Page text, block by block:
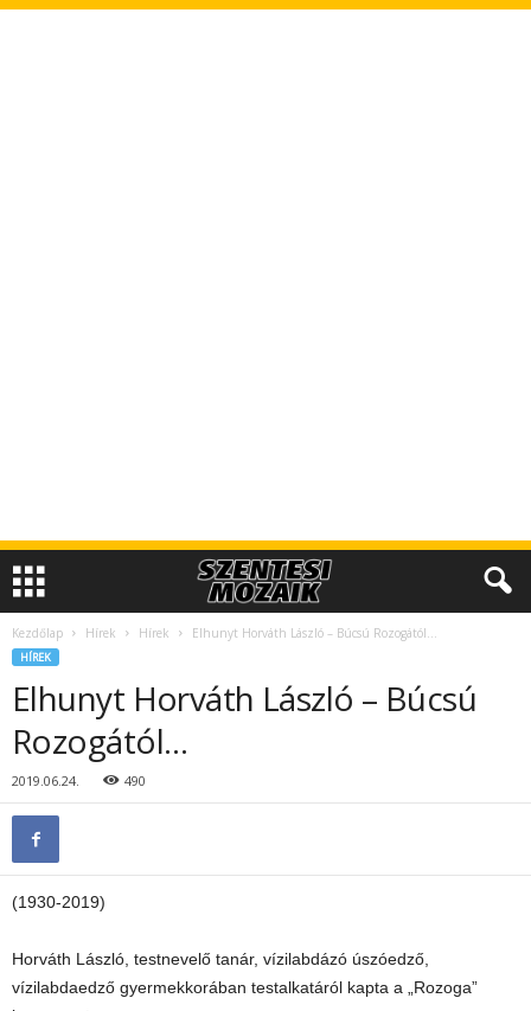
Kezdőlap Hírek Hírek Elhunyt Horváth László – Búcsú Rozogától…
HÍREK
Elhunyt Horváth László – Búcsú
Rozogától…
2019.06.24. 490
(1930-2019)
Horváth László, testnevelő tanár, vízilabdázó úszóedző,
vízilabdaedző gyermekkorában testalkatáról kapta a „Rozoga”